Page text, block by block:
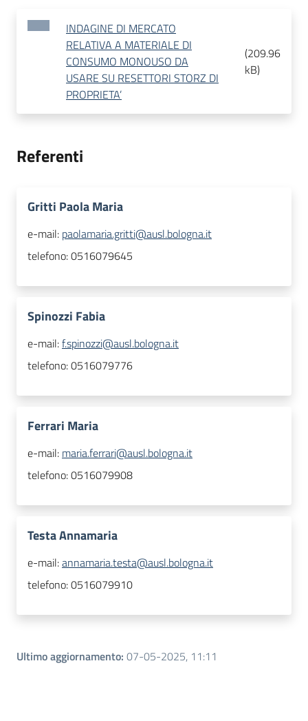
INDAGINE DI MERCATO
RELATIVA A MATERIALE DI
CONSUMO MONOUSO DA
USARE SU RESETTORI STORZ DI
PROPRIETA’
(209.96
kB)
Referenti
Gritti Paola Maria
e-mail: paolamaria.gritti@ausl.bologna.it
telefono:0516079645
Spinozzi Fabia
e-mail:f.spinozzi@ausl.bologna.it
telefono:0516079776
Ferrari Maria
e-mail: maria.ferrari@ausl.bologna.it
telefono:0516079908
Testa Annamaria
e-mail:annamaria.testa@ausl.bologna.it
telefono:0516079910
Ultimo aggiornamento: 07-05-2025, 11:11